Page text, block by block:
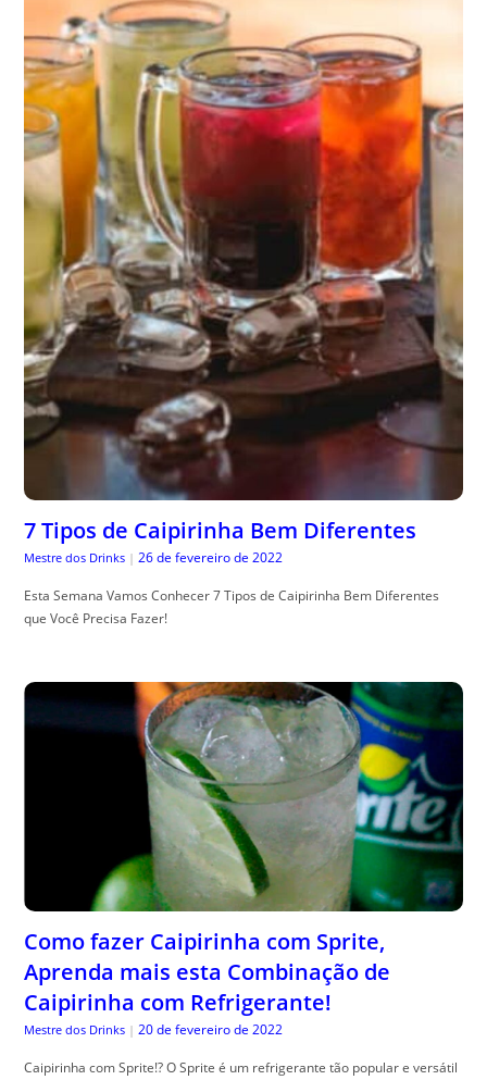
7 Tipos de Caipirinha Bem Diferentes
Mestre dos Drinks | 26 de fevereiro de 2022
Esta Semana Vamos Conhecer 7 Tipos de Caipirinha Bem Diferentes
que Você Precisa Fazer!
Como fazer Caipirinha com Sprite,
Aprenda mais esta Combinação de
Caipirinha com Refrigerante!
Mestre dos Drinks | 20 de fevereiro de 2022
Caipirinha com Sprite!? O Sprite é um refrigerante tão popular e versátil